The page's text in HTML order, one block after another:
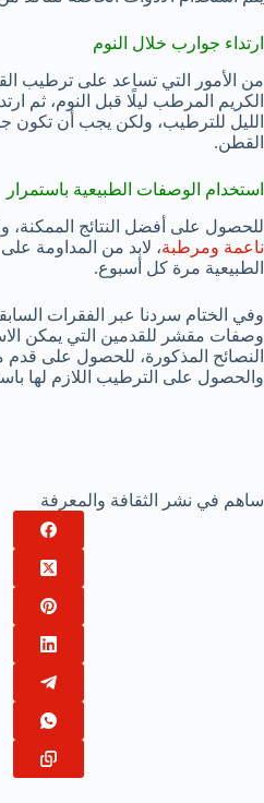
ارتداء جوارب خلال النوم
من الأمور التي تساعد على ترطيب
الكريم المرطب ليلًا قبل النوم، ثم
الليل للترطيب، ولكن يجب أن
القطن.
استخدام الوصفات الطبيعية باستمرار
للحصول على أفضل النتائج
ناعمة ومرطبة، لابد من المداومة
الطبيعية مرة كل أسبوع.
وفي الختام سردنا عبر الفقرات
وصفات مقشر للقدمين التي يمكن
النصائح المذكورة، للحصول على قدم
والحصول على الترطيب اللازم لها
ساهم في نشر الثقافة والمعرفة